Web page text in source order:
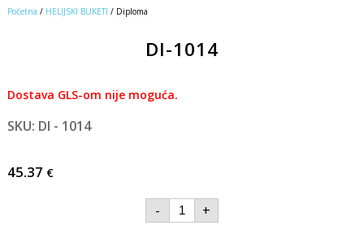
Početna / HELIJSKI BUKETI / Diploma
DI-1014
Dostava GLS-om nije moguća.
SKU: DI - 1014
45.37 €
- +